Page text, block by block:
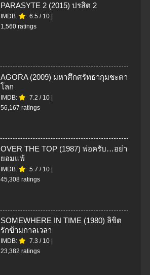
PARASYTE 2 (2015) ปรสิต 2
IMDB: 6.5 / 10 |
1,560 ratings
AGORA (2009) มหาศึกศรัทธากุมชะตา
โลก
IMDB: 7.2 / 10 |
56,167 ratings
OVER THE TOP (1987) พ่อครับ…อย่า
ยอมแพ้
IMDB: 5.7 / 10 |
45,308 ratings
SOMEWHERE IN TIME (1980) ลิขิต
รักข้ามกาลเวลา
IMDB: 7.3 / 10 |
23,382 ratings